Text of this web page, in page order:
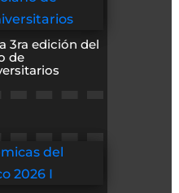
3ra edición del
de